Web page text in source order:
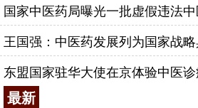
国家中医药局曝光一批虚假违法
王国强：中医药发展列为国家战
东盟国家驻华大使在京体验中医
最新